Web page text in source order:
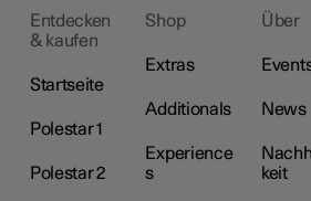
Entdecken
& kaufen
Startseite
Polestar 1
Polestar 2
Shop
Extras
Additionals
Experience
s
Über
News
keit